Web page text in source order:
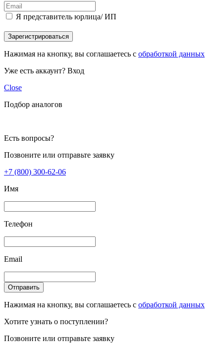
Я представитель юрлица/ ИП
Зарегистрироваться
Нажимая на кнопку, вы соглашаетесь с обработкой данных
Уже есть аккаунт? Вход
Close
Подбор аналогов
Есть вопросы?
Позвоните или отправьте заявку
+7 (800) 300-62-06
Имя
Телефон
Email
Отправить
Нажимая на кнопку, вы соглашаетесь с обработкой данных
Хотите узнать о поступлении?
Позвоните или отправьте заявку